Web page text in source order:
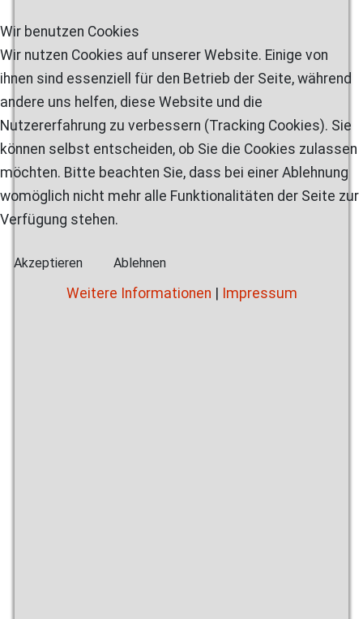
Wir benutzen Cookies
Wir nutzen Cookies auf unserer Website. Einige von
ihnen sind essenziell für den Betrieb der Seite, während
andere uns helfen, diese Website und die
Nutzererfahrung zu verbessern (Tracking Cookies). Sie
können selbst entscheiden, ob Sie die Cookies zulassen
möchten. Bitte beachten Sie, dass bei einer Ablehnung
womöglich nicht mehr alle Funktionalitäten der Seite zur
Verfügung stehen.
Akzeptieren Ablehnen
Weitere Informationen | Impressum